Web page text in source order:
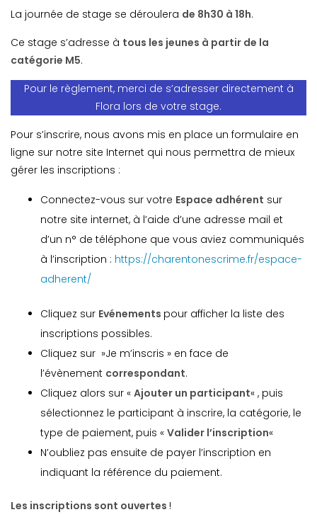
La journée de stage se déroulera de 8h30 à 18h.
Ce stage s’adresse à tous les jeunes à partir de la
catégorie M5.
Pour le règlement, merci de s’adresser directement à
Flora lors de votre stage.
Pour s’inscrire, nous avons mis en place un formulaire en
ligne sur notre site Internet qui nous permettra de mieux
gérer les inscriptions :
Connectez-vous sur votre Espace adhérent sur
notre site internet, à l’aide d’une adresse mail et
d’un n° de téléphone que vous aviez communiqués
à l’inscription : https://charentonescrime.fr/espace-
adherent/
Cliquez sur Evénements pour afficher la liste des
inscriptions possibles.
Cliquez sur »Je m’inscris » en face de
l’évènement correspondant.
Cliquez alors sur «Ajouter un participant« , puis
sélectionnez le participant à inscrire, la catégorie, le
type de paiement, puis «Valider l’inscription«
N’oubliez pas ensuite de payer l’inscription en
indiquant la référence du paiement.
Les inscriptions sont ouvertes !